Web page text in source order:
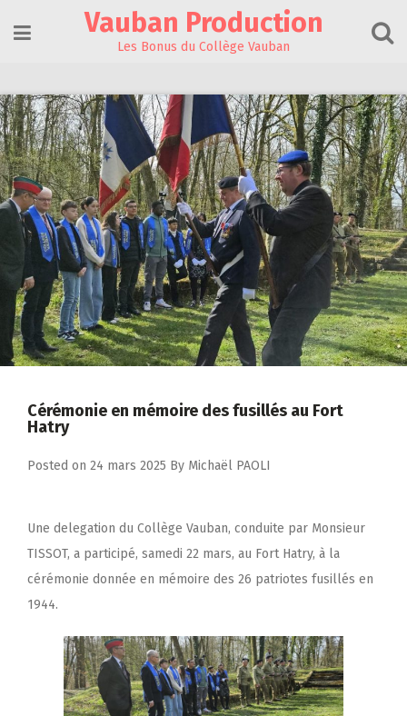
content
Vauban Production
Les Bonus du Collège Vauban
Cérémonie en mémoire des fusillés au Fort
Hatry
Posted on 24 mars 2025 By Michaël PAOLI
Une delegation du Collège Vauban, conduite par Monsieur
TISSOT, a participé, samedi 22 mars, au Fort Hatry, à la
cérémonie donnée en mémoire des 26 patriotes fusillés en
1944.